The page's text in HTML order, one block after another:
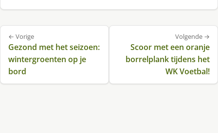
Bericht
navigatie
← Vorige
Gezond met het seizoen:
wintergroenten op je
bord
Volgende →
Scoor met een oranje
borrelplank tijdens het
WK Voetbal!